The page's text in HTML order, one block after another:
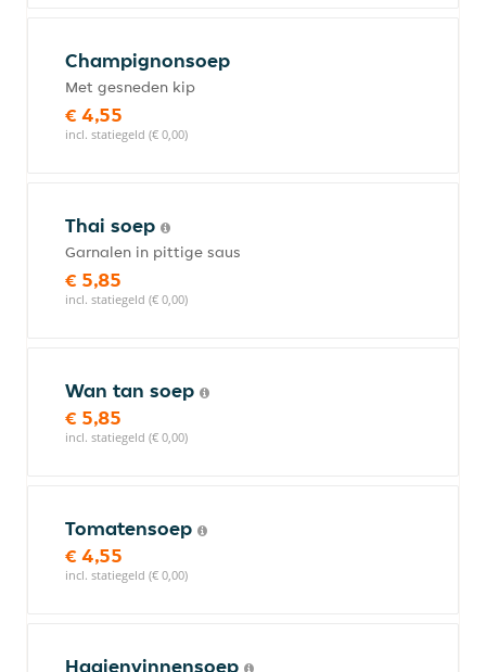
Champignonsoep
Met gesneden kip
€ 4,55
incl. statiegeld (€ 0,00)
Thai soep
Garnalen in pittige saus
€ 5,85
incl. statiegeld (€ 0,00)
Wan tan soep
€ 5,85
incl. statiegeld (€ 0,00)
Tomatensoep
€ 4,55
incl. statiegeld (€ 0,00)
Haaienvinnensoep